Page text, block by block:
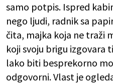
samo potpis. Ispred
nego ljudi, radnik sa
čita, majka koja ne traži
koji svoju brigu izgovara
lako biti besprekorno
odgovorni. Vlast je